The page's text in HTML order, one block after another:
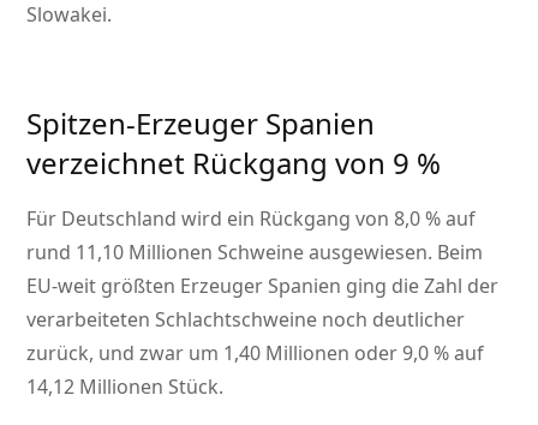
Slowakei.
Spitzen-Erzeuger Spanien
verzeichnet Rückgang von 9 %
Für Deutschland wird ein Rückgang von 8,0 % auf
rund 11,10 Millionen Schweine ausgewiesen. Beim
EU-weit größten Erzeuger Spanien ging die Zahl der
verarbeiteten Schlachtschweine noch deutlicher
zurück, und zwar um 1,40 Millionen oder 9,0 % auf
14,12 Millionen Stück.